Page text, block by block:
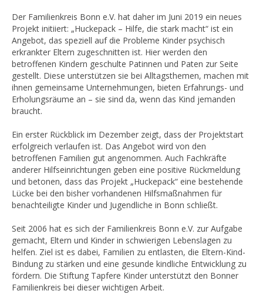
Der Familienkreis Bonn e.V. hat daher im Juni 2019 ein neues
Projekt initiiert: „Huckepack – Hilfe, die stark macht“ ist ein
Angebot, das speziell auf die Probleme Kinder psychisch
erkrankter Eltern zugeschnitten ist. Hier werden den
betroffenen Kindern geschulte Patinnen und Paten zur Seite
gestellt. Diese unterstützen sie bei Alltagsthemen, machen mit
ihnen gemeinsame Unternehmungen, bieten Erfahrungs- und
Erholungsräume an – sie sind da, wenn das Kind jemanden
braucht.
Ein erster Rückblick im Dezember zeigt, dass der Projektstart
erfolgreich verlaufen ist. Das Angebot wird von den
betroffenen Familien gut angenommen. Auch Fachkräfte
anderer Hilfseinrichtungen geben eine positive Rückmeldung
und betonen, dass das Projekt „Huckepack“ eine bestehende
Lücke bei den bisher vorhandenen Hilfsmaßnahmen für
benachteiligte Kinder und Jugendliche in Bonn schließt.
Seit 2006 hat es sich der Familienkreis Bonn e.V. zur Aufgabe
gemacht, Eltern und Kinder in schwierigen Lebenslagen zu
helfen. Ziel ist es dabei, Familien zu entlasten, die Eltern-Kind-
Bindung zu stärken und eine gesunde kindliche Entwicklung zu
fördern. Die Stiftung Tapfere Kinder unterstützt den Bonner
Familienkreis bei dieser wichtigen Arbeit.